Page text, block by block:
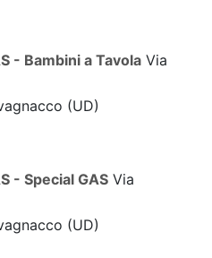
- Bambini a Tavola Via
(UD)
- Special GAS Via
(UD)